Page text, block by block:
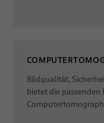
Bildqualität,
bietet die